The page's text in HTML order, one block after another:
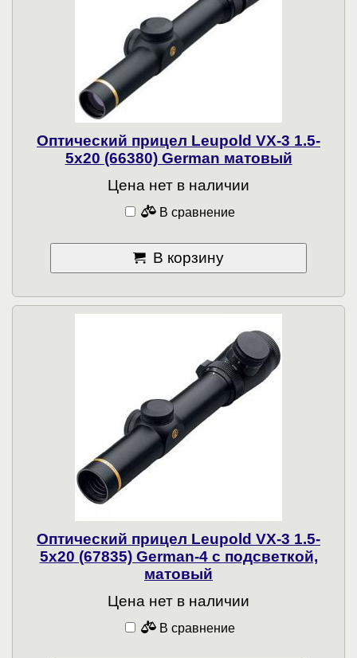
Оптический прицел Leupold VX-3 1.5-
5x20 (66380) German матовый
Цена нет в наличии
В сравнение
В корзину
Оптический прицел Leupold VX-3 1.5-
5x20 (67835) German-4 с подсветкой,
матовый
Цена нет в наличии
В сравнение